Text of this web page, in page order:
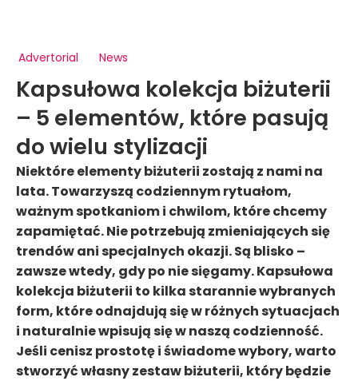
Advertorial News
Kapsułowa kolekcja biżuterii
– 5 elementów, które pasują
do wielu stylizacji
Niektóre elementy biżuterii zostają z nami na
lata. Towarzyszą codziennym rytuałom,
ważnym spotkaniom i chwilom, które chcemy
zapamiętać. Nie potrzebują zmieniających się
trendów ani specjalnych okazji. Są blisko –
zawsze wtedy, gdy po nie sięgamy. Kapsułowa
kolekcja biżuterii to kilka starannie wybranych
form, które odnajdują się w różnych sytuacjach
i naturalnie wpisują się w naszą codzienność.
Jeśli cenisz prostotę i świadome wybory, warto
stworzyć własny zestaw biżuterii, który będzie